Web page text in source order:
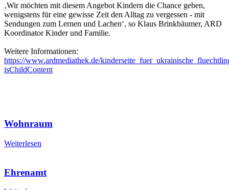
‚Wir möchten mit diesem Angebot Kindern die Chance geben,
wenigstens für eine gewisse Zeit den Alltag zu vergessen - mit
Sendungen zum Lernen und Lachen‘, so Klaus Brinkbäumer, ARD
Koordinator Kinder und Familie.
Weitere Informationen:
https://www.ardmediathek.de/
isChildContent
Wohnraum
Weiterlesen
Ehrenamt